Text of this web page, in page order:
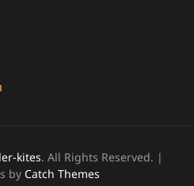
kites. All Rights Reserved. |
by Catch Themes